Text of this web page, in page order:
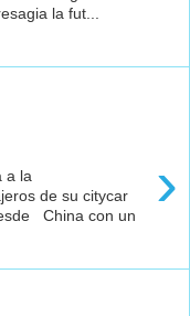
la fut...
›
a la
de su citycar
China con un